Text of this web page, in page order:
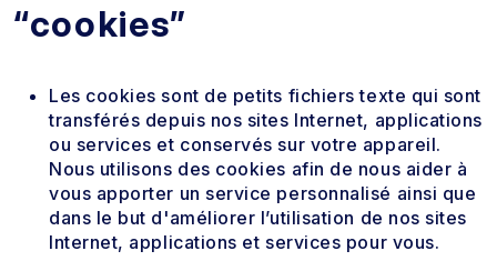
“cookies”
Les cookies sont de petits fichiers texte qui sont
transférés depuis nos sites Internet, applications
ou services et conservés sur votre appareil.
Nous utilisons des cookies afin de nous aider à
vous apporter un service personnalisé ainsi que
dans le but d'améliorer l’utilisation de nos sites
Internet, applications et services pour vous.